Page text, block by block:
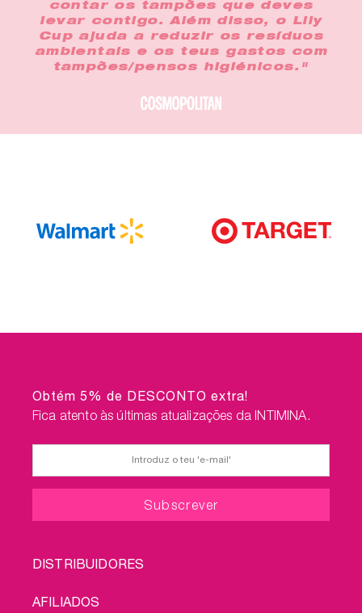
contar os tampões que deves
levar contigo. Além disso, o Lily
Cup ajuda a reduzir os resíduos
ambientais e os teus gastos com
tampões/pensos higiénicos."
Obtém 5% de DESCONTO extra!
Fica atento às últimas atualizações da INTIMINA.
FOOTER
DISTRIBUIDORES
AFILIADOS